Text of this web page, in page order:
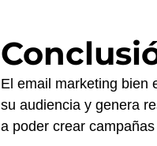
El email marketing bien
su audiencia y genera
a poder crear